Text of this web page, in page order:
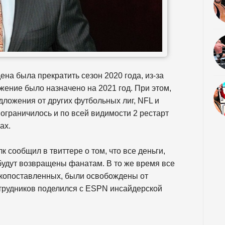
была прекратить сезон 2020 года, из-за
было назначено на 2021 год. При этом,
от других футбольных лиг, NFL и
и по всей видимости 2 рестарт
в твиттере о том, что все деньги,
возвращены фанатам. В то же время все
были освобождены от
поделился с ESPN инсайдерской